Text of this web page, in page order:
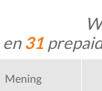
31
Mening